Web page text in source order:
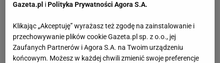
Gazeta.pl iPolityka Prywatności Agora S.A.
Klikając „Akceptuję” wyrażasz też zgodę na zainstalowanie i
przechowywanie plików cookie Gazeta.pl sp. z o.o., jej
Zaufanych Partnerów i Agora S.A. na Twoim urządzeniu
końcowym. Możesz w każdej chwili zmienić swoje preferencje